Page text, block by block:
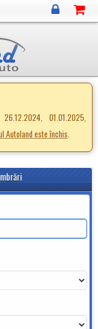
01.01.2025,
Autoland este închis.